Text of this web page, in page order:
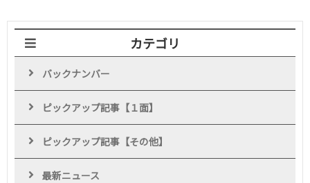
カテゴリ
バックナンバー
ピックアップ記事【１面】
ピックアップ記事【その他】
最新ニュース